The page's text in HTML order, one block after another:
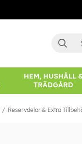
HEM, HUSHÅLL
TRÄDGÅRD
Reservdelar & Extra